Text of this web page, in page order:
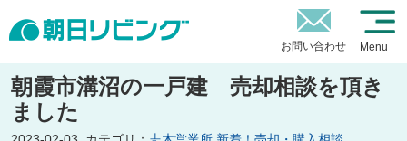
お問い合わせ Menu
朝霞市溝沼の一戸建 売却相談を頂き
ました